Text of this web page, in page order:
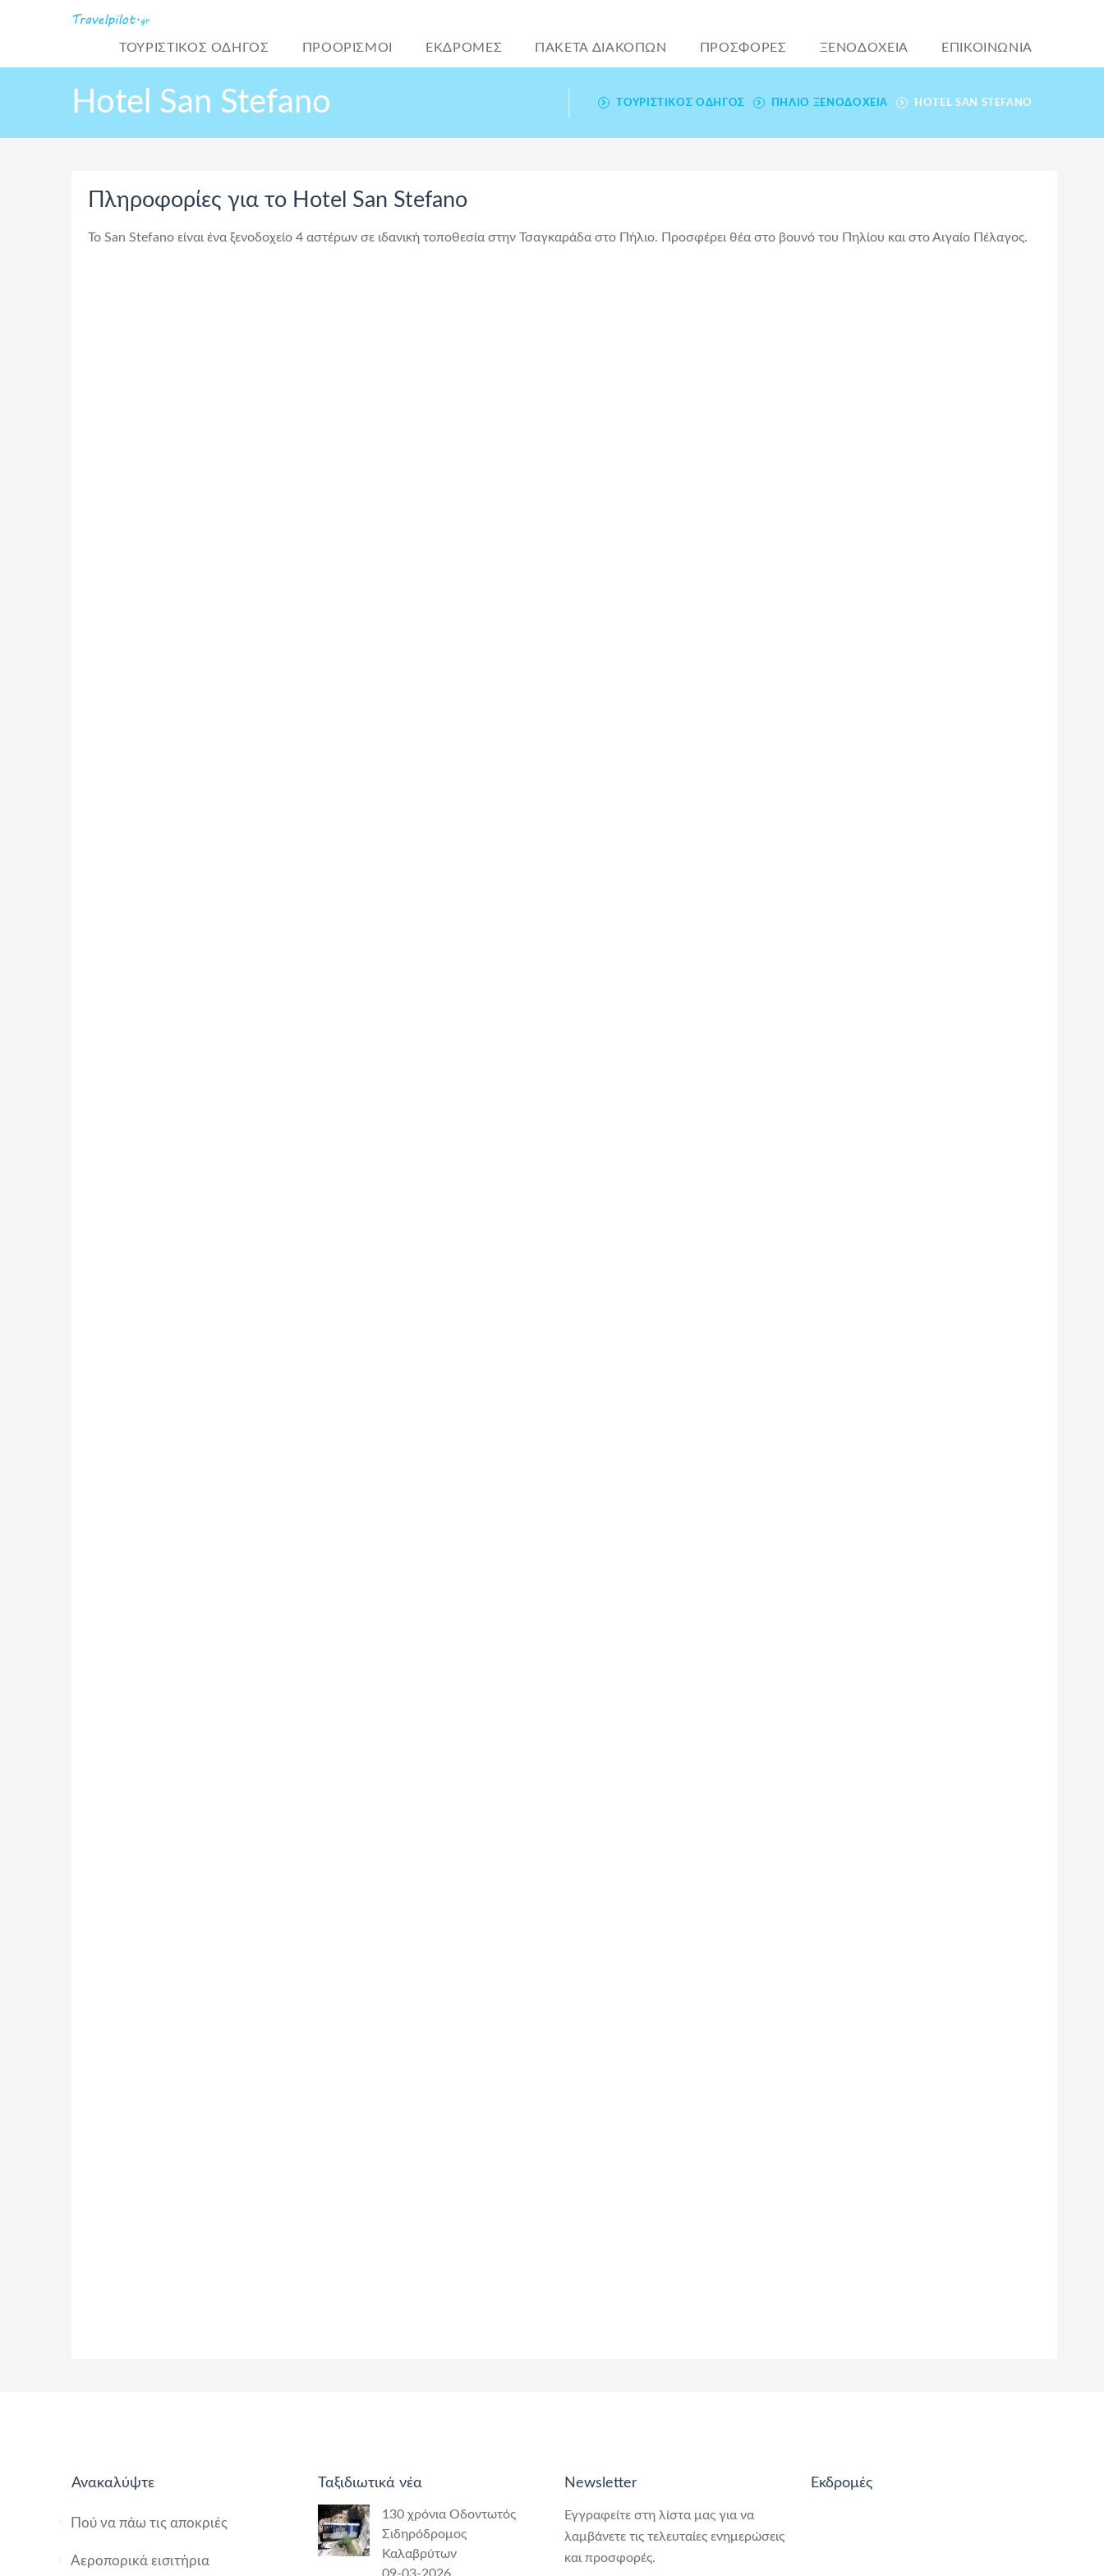
ΤΟΥΡΙΣΤΙΚΌΣ ΟΔΗΓΟΣ ΠΡΟΟΡΙΣΜΟΙ ΕΚΔΡΟΜΕΣ ΠΑΚΕΤΑ ΔΙΑΚΟΠΩΝ ΠΡΟΣΦΟΡΕΣ ΞΕΝΟΔΟΧΕΙΑ ΕΠΙΚΟΙΝΩΝΙΑ
Hotel San Stefano ΤΟΥΡΙΣΤΙΚΌΣ ΟΔΗΓΌΣ ΠΉΛΙΟ ΞΕΝΟΔΟΧΕΊΑ HOTEL SAN STEFANO
Πληροφορίες για το Hotel San Stefano
Το San Stefano είναι ένα ξενοδοχείο 4 αστέρων σε ιδανική τοποθεσία στην Τσαγκαράδα στο Πήλιο. Προσφέρει θέα στο βουνό του Πηλίου και στο Αιγαίο Πέλαγος.
Ανακαλύψτε
Πού να πάω τις αποκριές
Αεροπορικά εισιτήρια
Ταξιδιωτικά νέα
130 χρόνια Οδοντωτός
Σιδηρόδρομος
Καλαβρύτων
Newsletter
Εγγραφείτε στη λίστα μας για να
λαμβάνετε τις τελευταίες ενημερώσεις
και προσφορές.
Εκδρομές